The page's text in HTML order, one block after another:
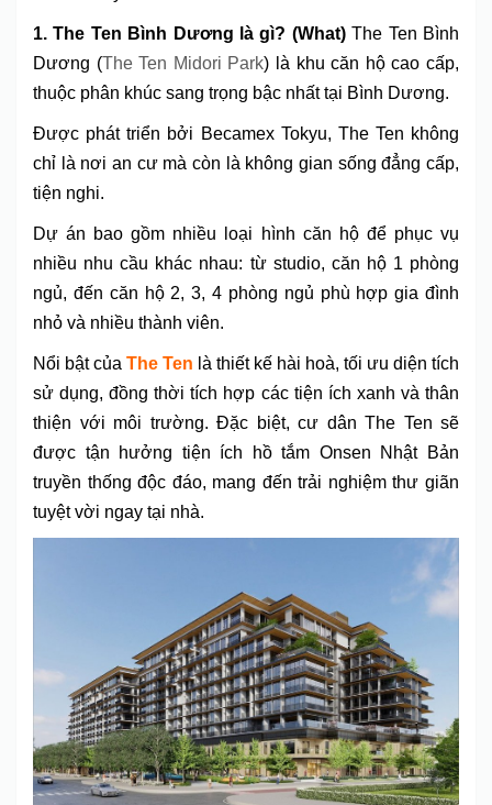
1. The Ten Bình Dương là gì? (What)The Ten Bình
Dương (The Ten Midori Park) là khu căn hộ cao cấp,
thuộc phân khúc sang trọng bậc nhất tại Bình Dương.
Được phát triển bởi Becamex Tokyu, The Ten không
chỉ là nơi an cư mà còn là không gian sống đẳng cấp,
tiện nghi.
Dự án bao gồm nhiều loại hình căn hộ để phục vụ
nhiều nhu cầu khác nhau: từ studio, căn hộ 1 phòng
ngủ, đến căn hộ 2, 3, 4 phòng ngủ phù hợp gia đình
nhỏ và nhiều thành viên.
Nổi bật của The Ten là thiết kế hài hoà, tối ưu diện tích
sử dụng, đồng thời tích hợp các tiện ích xanh và thân
thiện với môi trường. Đặc biệt, cư dân The Ten sẽ
được tận hưởng tiện ích hồ tắm Onsen Nhật Bản
truyền thống độc đáo, mang đến trải nghiệm thư giãn
tuyệt vời ngay tại nhà.